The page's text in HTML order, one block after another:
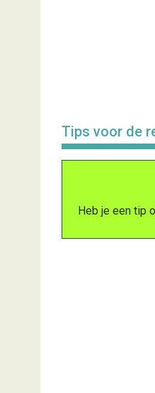
Tips voor de
Heb je een tip